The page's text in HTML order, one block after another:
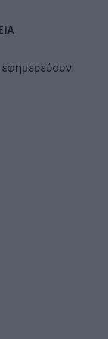
εφημερεύουν